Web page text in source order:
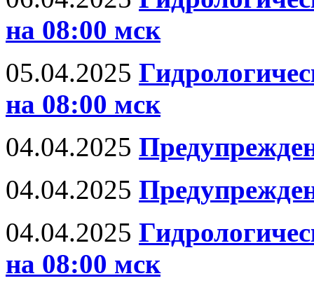
на 08:00 мск
05.04.2025
на 08:00 мск
04.04.2025
04.04.2025
04.04.2025
на 08:00 мск